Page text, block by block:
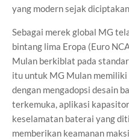
yang modern sejak
Sebagai merek global MG
bintang lima Eropa (Euro
Mulan berkiblat pada
itu untuk MG Mulan
dengan mengadopsi desain
terkemuka, aplikasi
keselamatan baterai yang
memberikan keamanan